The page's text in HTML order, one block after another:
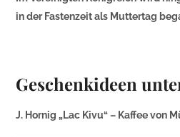
in der Fastenzeit als Muttertag
Geschenkideen
J. Hornig „Lac Kivu“ – Kaffee von